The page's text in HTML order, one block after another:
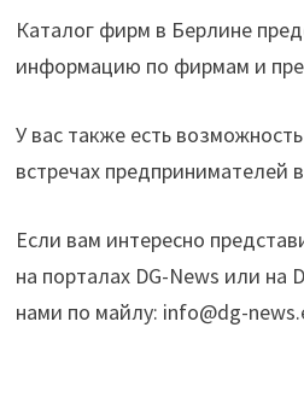
Каталог фирм в Берлине
информацию по фирмам и
У вас также есть
встречах предпринимателей
Если вам интересно
на порталах DG-News или на
нами по майлу: info@dg-